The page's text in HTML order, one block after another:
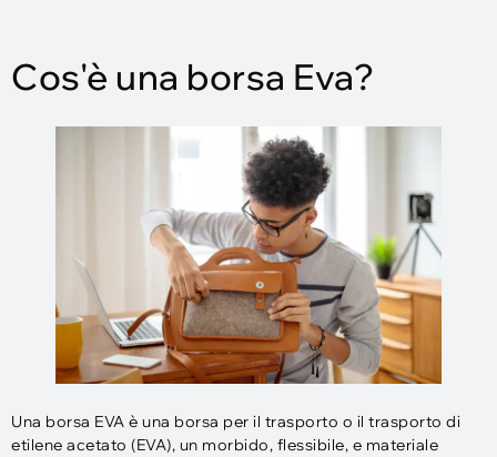
Cos'è una borsa Eva?
Una borsa EVA è una borsa per il trasporto o il trasporto di
etilene acetato (EVA), un morbido, flessibile, e materiale